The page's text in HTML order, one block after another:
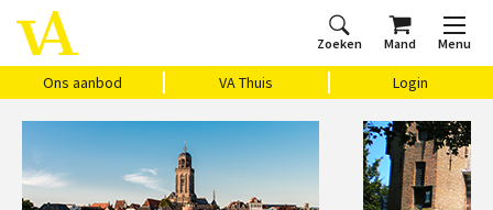
Zoeken Mand Menu
Ons aanbod VA Thuis Login
Home
Ons aanbod
Agenda
VAthuis
Over ons
Vragen?
Cadeaubon